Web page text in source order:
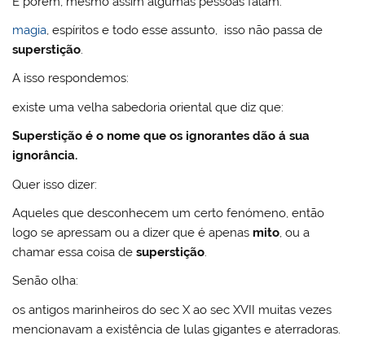
magia, espíritos e todo esse assunto, isso não passa de
superstição.
A isso respondemos:
existe uma velha sabedoria oriental que diz que:
Superstição é o nome que os ignorantes dão á sua
ignorância.
Quer isso dizer:
Aqueles que desconhecem um certo fenómeno, então
logo se apressam ou a dizer que é apenas mito, ou a
chamar essa coisa desuperstição.
Senão olha:
os antigos marinheiros do sec X ao sec XVII muitas vezes
mencionavam a existência de lulas gigantes e aterradoras.